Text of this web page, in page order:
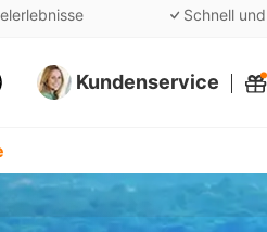
Schnell
Kundenservice